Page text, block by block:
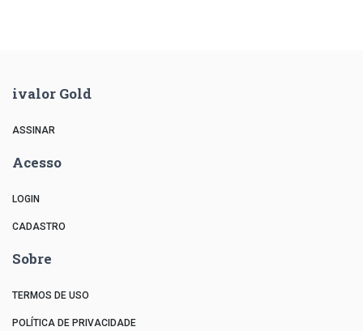
ivalor Gold
ASSINAR
Acesso
LOGIN
CADASTRO
Sobre
TERMOS DE USO
POLÍTICA DE PRIVACIDADE